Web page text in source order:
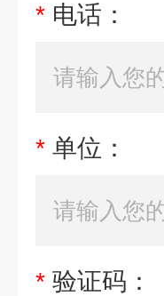
* 电话：
* 单位：
* 验证码：